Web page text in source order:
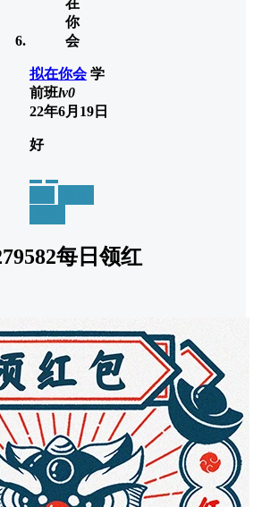
拟在你会 学
前班lv0
22年6月19日
好
每日领红